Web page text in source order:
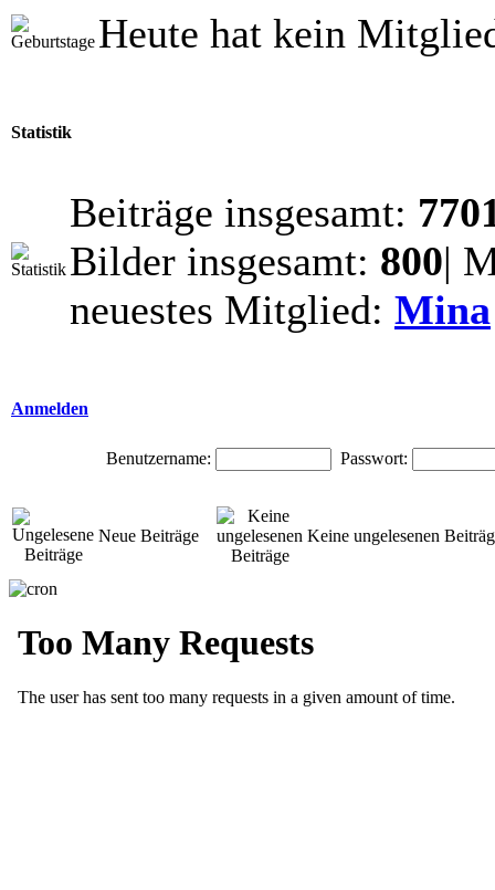
Heute hat kein
Statistik
Beiträge insgesamt:
Bilder insgesamt: 800|
neuestes Mitglied: Mina
Anmelden
Benutzername: Passwort:
Neue Beiträge Keine ungelesenen